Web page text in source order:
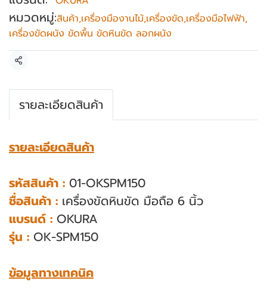
หมวดหมู่:สินค้า,เครื่องมืองานไม้,เครื่องขัด,เครื่องมือไฟฟ้า,
เครื่องขัดผนัง ขัดพื้น ขัดหินขัด ลอกผนัง
แชร์
รายละเอียดสินค้า
รายละเอียดสินค้า
รหัสสินค้า : 01-OKSPM150
ชื่อสินค้า : เครื่องขัดหินขัด มือถือ 6 นิ้ว
แบรนด์ : OKURA
รุ่น : OK-SPM150
ข้อมูลทางเทคนิค